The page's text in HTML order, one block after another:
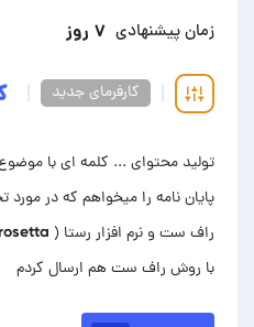
زمان پیشنهادی ۷ روز
کارفرمای جدید
پایان نامه را میخواهم که در
با روش راف ست هم ارسال کردم